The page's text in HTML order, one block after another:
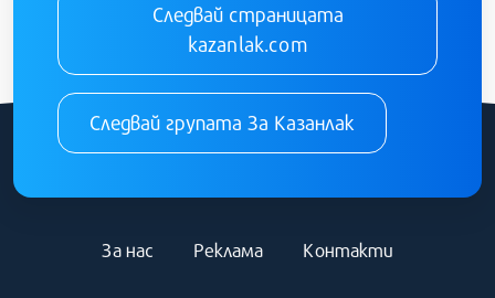
Следвай страницата
kazanlak.com
Следвай групата За Казанлак
За нас Реклама Контакти